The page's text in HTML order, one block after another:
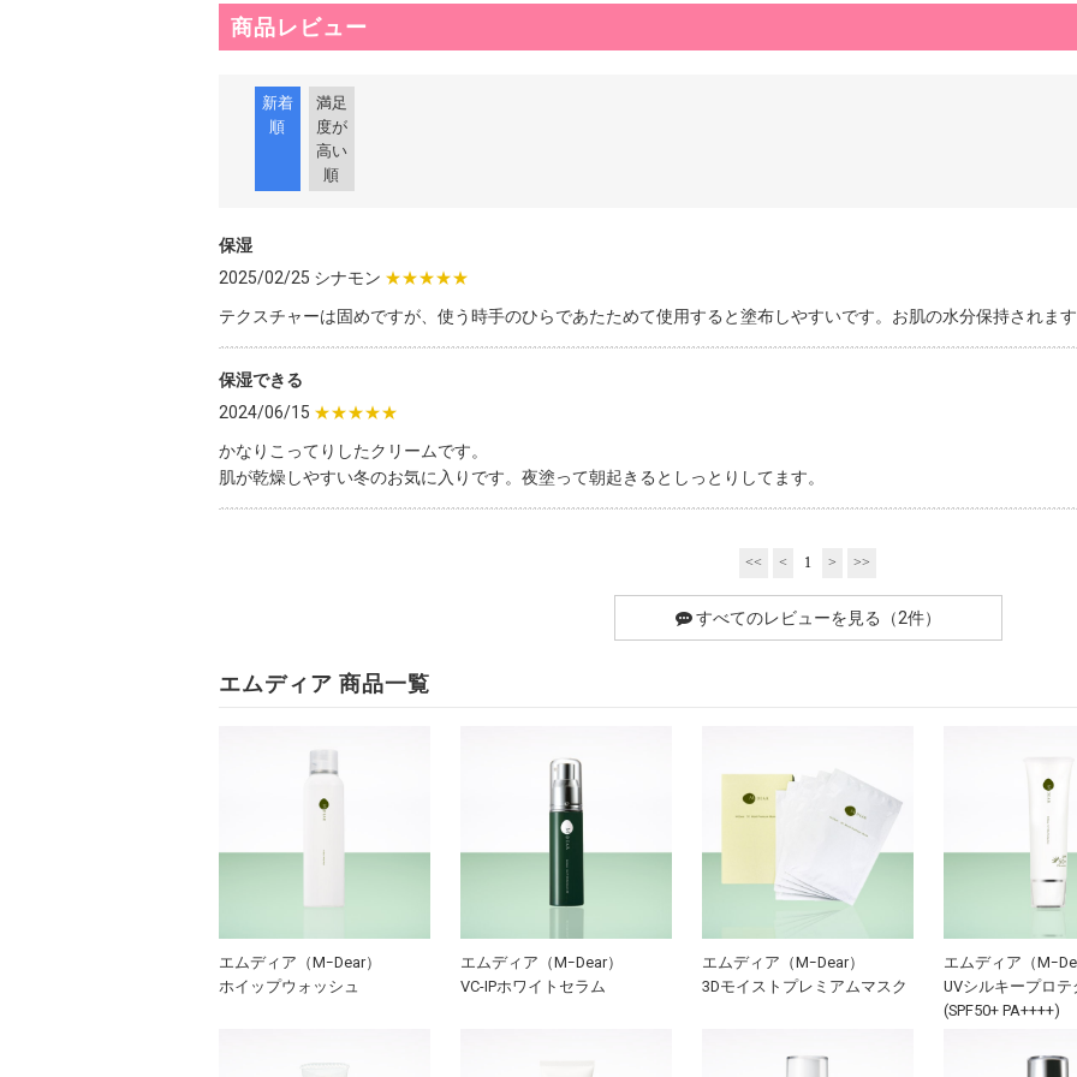
商品レビュー
新着
順
満足
度が
高い
順
保湿
2025/02/25 シナモン ★★★★★
テクスチャーは固めですが、使う時手のひらであたためて使用すると塗布しやすいです。お肌の水分保持されます
保湿できる
2024/06/15 ★★★★★
かなりこってりしたクリームです。
肌が乾燥しやすい冬のお気に入りです。夜塗って朝起きるとしっとりしてます。
<< < 1 > >>
すべてのレビューを見る（2件）
エムディア 商品一覧
エムディア（MｰDear）
ホイップウォッシュ
エムディア（MｰDear）
VC-IPホワイトセラム
エムディア（MｰDear）
3Dモイストプレミアムマスク
エムディア（Mｰ
UVシルキープロテ
(SPF50+ PA++++)